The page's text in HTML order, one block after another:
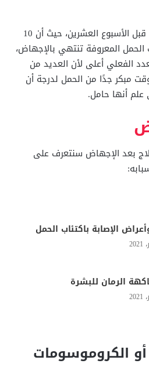
هو الفقدان التلقائي للحمل قبل الأسبوع العشرين، حيث أن 10
الحمل المعروفة تنتهي بالإجهاض،
الفعلي أعلى لأن العديد من
مبكر جدًا من الحمل لدرجة أن
علم أنها حامل.
بعد الإجهاض سنتعرف على
الإصابة باكتئاب الحمل
الرمان للبشرة
الكروموسومات